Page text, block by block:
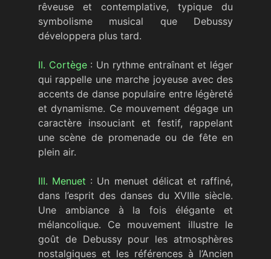
rêveuse et contemplative, typique du
symbolisme musical que Debussy
développera plus tard.
II. Cortège: Un rythme entraînant et léger
qui rappelle une marche joyeuse avec des
accents de danse populaire entre légèreté
et dynamisme. Ce mouvement dégage un
caractère insouciant et festif, rappelant
une scène de promenade ou de fête en
plein air.
III. Menuet : Un menuet délicat et raffiné,
dans l’esprit des danses du XVIIIe siècle.
Une ambiance à la fois élégante et
mélancolique. Ce mouvement illustre le
goût de Debussy pour les atmosphères
nostalgiques et les références à l’Ancien